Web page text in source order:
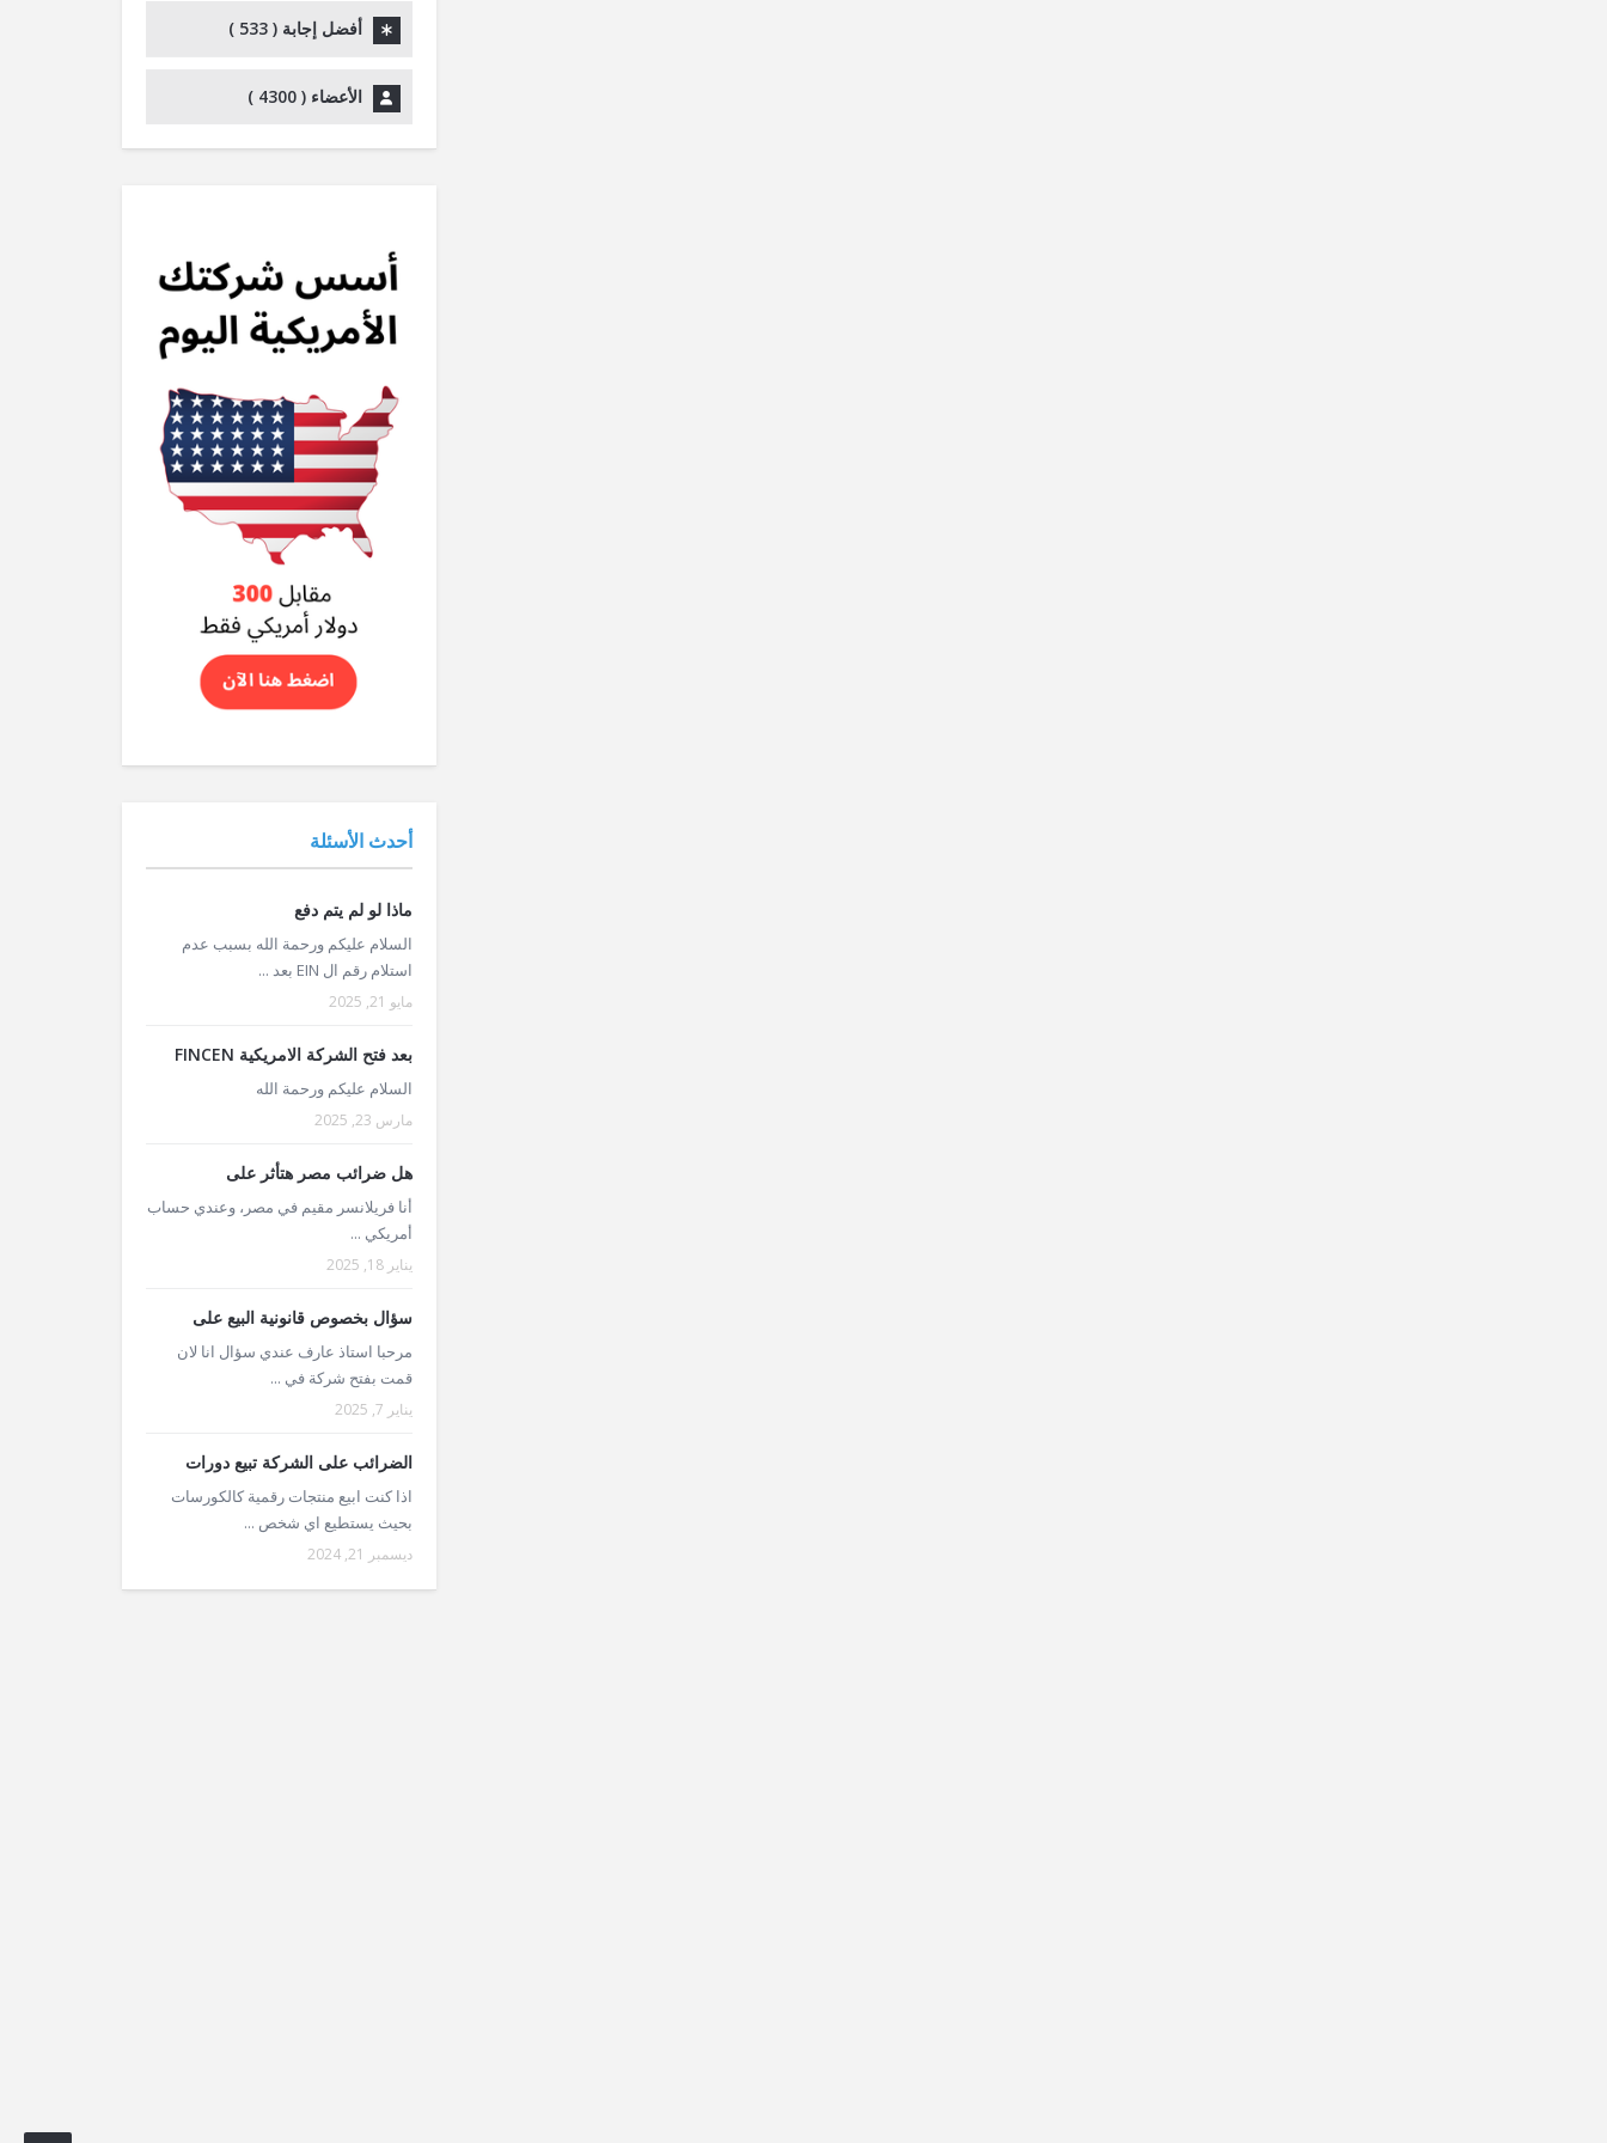
أفضل إجابة (533
)
الأعضاء (4300
)
أحدث الأسئلة
ماذا لو لم يتم دفع
السلام عليكم ورحمة الله بسبب عدم
استلام رقم ال EIN بعد ...
مايو 21, 2025
بعد فتح الشركة الامريكية FINCEN
السلام عليكم ورحمة الله
مارس 23, 2025
هل ضرائب مصر هتأثر على
أنا فريلانسر مقيم في مصر، وعندي حساب
أمريكي ...
يناير 18, 2025
سؤال بخصوص قانونية البيع على
مرحبا استاذ عارف عندي سؤال انا لان
قمت بفتح شركة في ...
يناير 7, 2025
الضرائب على الشركة تبيع دورات
اذا كنت ابيع منتجات رقمية كالكورسات
بحيث يستطيع اي شخص ...
ديسمبر 21, 2024